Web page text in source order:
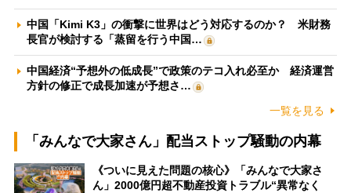
中国「Kimi K3」の衝撃に世界はどう対応するのか？ 米財務
長官が検討する「蒸留を行う中国…
中国経済“予想外の低成長”で政策のテコ入れ必至か 経済運営
方針の修正で成長加速が予想さ…
一覧を見る
「みんなで大家さん」配当ストップ騒動の内幕
《ついに見えた問題の核心》「みんなで大家さ
ん」2000億円超不動産投資トラブル“異常なく